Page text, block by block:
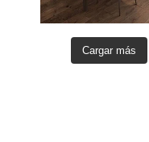
Cargar más